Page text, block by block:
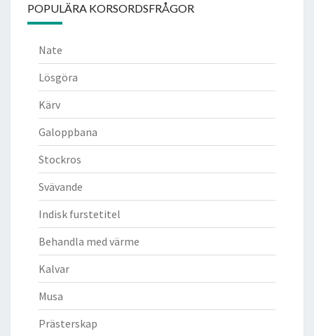
POPULÄRA KORSORDSFRÅGOR
Nate
Lösgöra
Kärv
Galoppbana
Stockros
Svävande
Indisk furstetitel
Behandla med värme
Kalvar
Musa
Prästerskap